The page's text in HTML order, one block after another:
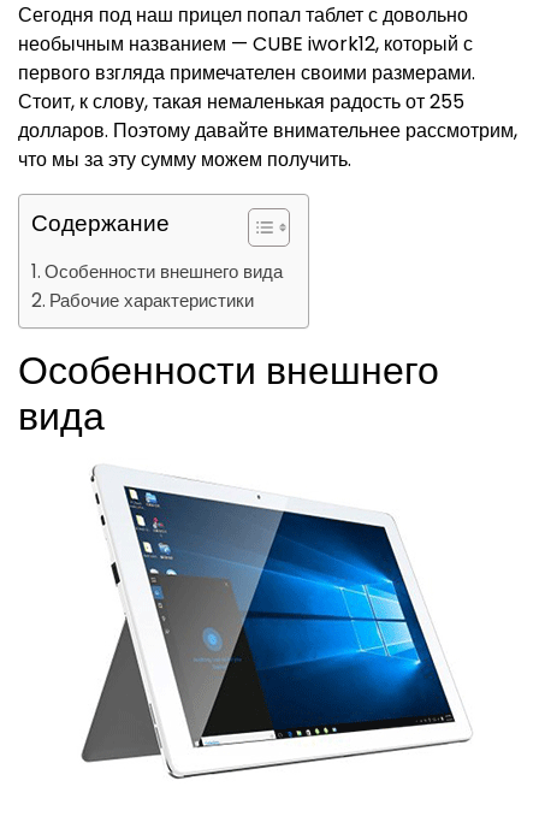
Сегодня под наш прицел попал таблет с довольно
необычным названием — CUBE iwork12, который с
первого взгляда примечателен своими размерами.
Стоит, к слову, такая немаленькая радость от 255
долларов. Поэтому давайте внимательнее рассмотрим,
что мы за эту сумму можем получить.
Содержание
Особенности внешнего вида
Рабочие характеристики
Особенности внешнего
вида